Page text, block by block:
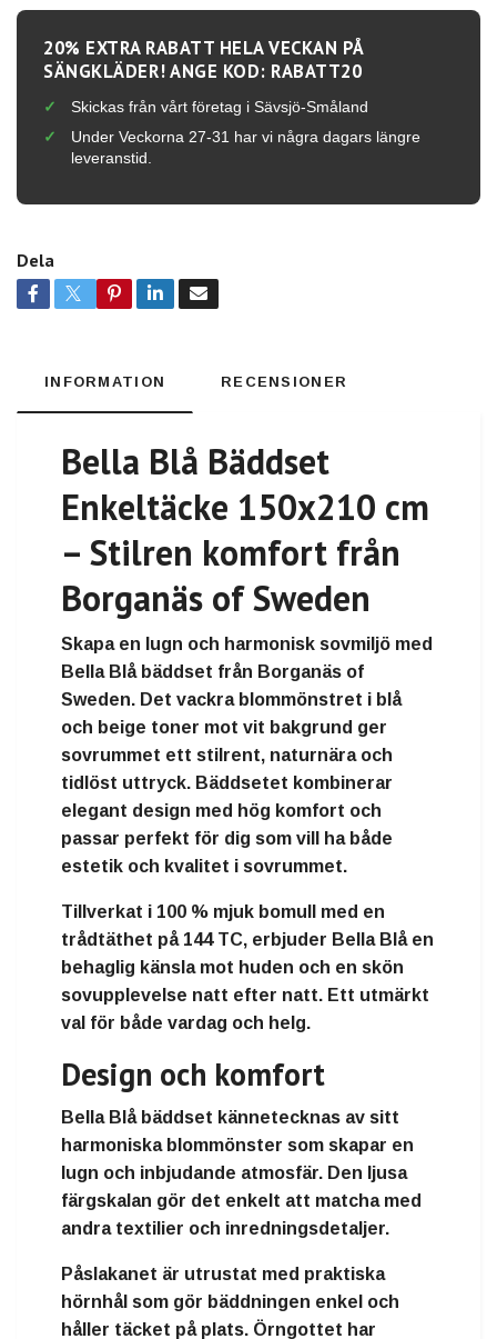
20% EXTRA RABATT HELA VECKAN PÅ
SÄNGKLÄDER! ANGE KOD: RABATT20
Skickas från vårt företag i Sävsjö-Småland
Under Veckorna 27-31 har vi några dagars längre
leveranstid.
Dela
INFORMATION RECENSIONER
Bella Blå Bäddset
Enkeltäcke 150x210 cm
– Stilren komfort från
Borganäs of Sweden
Skapa en lugn och harmonisk sovmiljö med
Bella Blå bäddset från Borganäs of
Sweden. Det vackra blommönstret i blå
och beige toner mot vit bakgrund ger
sovrummet ett stilrent, naturnära och
tidlöst uttryck. Bäddsetet kombinerar
elegant design med hög komfort och
passar perfekt för dig som vill ha både
estetik och kvalitet i sovrummet.
Tillverkat i 100 % mjuk bomull
med en
trådtäthet på 144 TC, erbjuder Bella Blå en
behaglig känsla mot huden och en skön
sovupplevelse natt efter natt. Ett utmärkt
val för både vardag och helg.
Design och komfort
Bella Blå bäddset kännetecknas av sitt
harmoniska blommönster som skapar en
lugn och inbjudande atmosfär. Den ljusa
färgskalan gör det enkelt att matcha med
andra textilier och inredningsdetaljer.
Påslakanet är utrustat med praktiska
hörnhål som gör bäddningen enkel och
håller täcket på plats. Örngottet har